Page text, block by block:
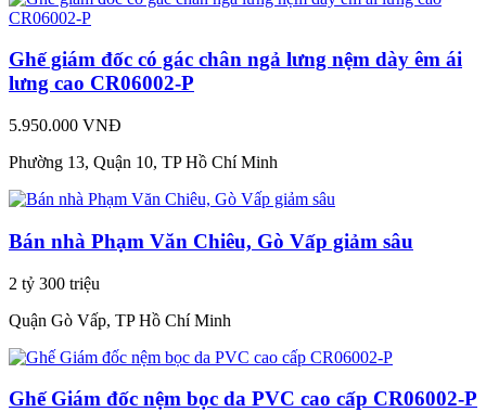
Ghế giám đốc có gác chân ngả lưng nệm dày êm ái
lưng cao CR06002-P
5.950.000 VNĐ
Phường 13, Quận 10, TP Hồ Chí Minh
Bán nhà Phạm Văn Chiêu, Gò Vấp giảm sâu
2 tỷ 300 triệu
Quận Gò Vấp, TP Hồ Chí Minh
Ghế Giám đốc nệm bọc da PVC cao cấp CR06002-P